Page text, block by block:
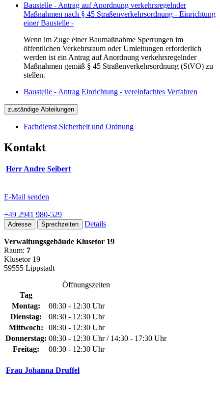
Baustelle - Antrag auf Anordnung verkehrsregelnder
Maßnahmen nach § 45 Straßenverkehrsordnung - Einrichtung
einer Baustelle -
Wenn im Zuge einer Baumaßnahme Sperrungen im
öffentlichen Verkehrsraum oder Umleitungen erforderlich
werden ist ein Antrag auf Anordnung verkehrsregelnder
Maßnahmen gemäß § 45 Straßenverkehrsordnung (StVO) zu
stellen.
Baustelle - Antrag Einrichtung - vereinfachtes Verfahren
zuständige Abteilungen
Fachdienst Sicherheit und Ordnung
Kontakt
Herr Andre Seibert
E-Mail senden
+49 2941 980-529
Adresse Sprechzeiten Details
Verwaltungsgebäude Klusetor 19
Raum: 7
Klusetor 19
59555 Lippstadt
Öffnungszeiten
Tag
Montag:
08:30 - 12:30 Uhr
Dienstag:
08:30 - 12:30 Uhr
Mittwoch:
08:30 - 12:30 Uhr
Donnerstag: 08:30 - 12:30 Uhr / 14:30 - 17:30 Uhr
Freitag:
08:30 - 12:30 Uhr
Frau Johanna Druffel